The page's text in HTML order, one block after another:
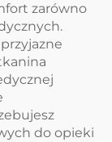
zarówno
do opieki